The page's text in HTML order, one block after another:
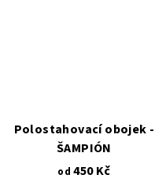
Polostahovací obojek -
ŠAMPIÓN
od 450 Kč